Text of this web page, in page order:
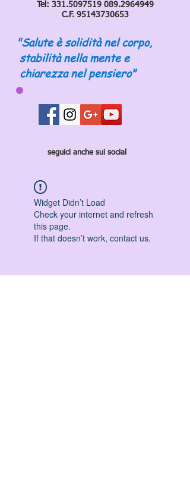
Tel: 331.5097519 089.2964949
C.F. 95143730653
"Salute è solidità nel corpo,
stabilità nella mente e
chiarezza nel pensiero"
seguici anche sui social
Widget Didn’t Load
Check your internet and refresh
this page.
If that doesn’t work, contact us.